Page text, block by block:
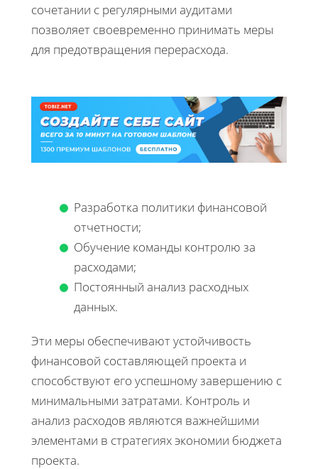
сочетании с регулярными аудитами
позволяет своевременно принимать меры
для предотвращения перерасхода.
Разработка политики финансовой
отчетности;
Обучение команды контролю за
расходами;
Постоянный анализ расходных
данных.
Эти меры обеспечивают устойчивость
финансовой составляющей проекта и
способствуют его успешному завершению с
минимальными затратами. Контроль и
анализ расходов являются важнейшими
элементами в стратегиях экономии бюджета
проекта.